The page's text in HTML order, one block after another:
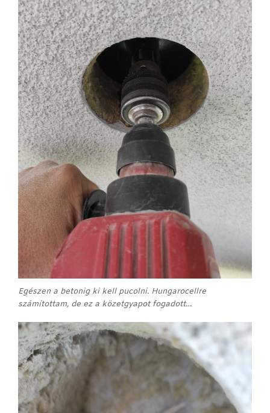
Egészen a betonig ki kell pucolni. Hungarocellre
számítottam, de ez a közetgyapot fogadott…